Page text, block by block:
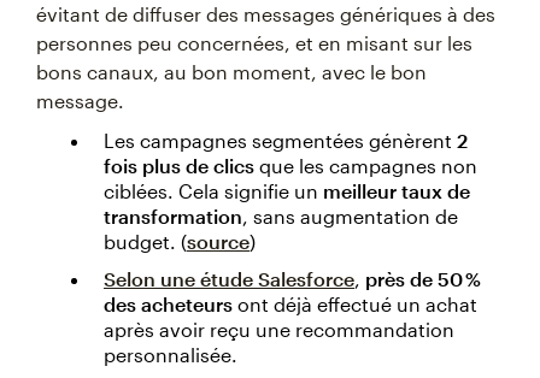
évitant de diffuser des messages génériques à des
personnes peu concernées, et en misant sur les
bons canaux, au bon moment, avec le bon
message.
Les campagnes segmentées génèrent 2
fois plus de clics que les campagnes non
ciblées. Cela signifie un meilleur taux de
transformation , sans augmentation de
budget. (source)
Selon une étude Salesforce près de 50 %
des acheteurs ont déjà effectué un achat
après avoir reçu une recommandation
personnalisée.